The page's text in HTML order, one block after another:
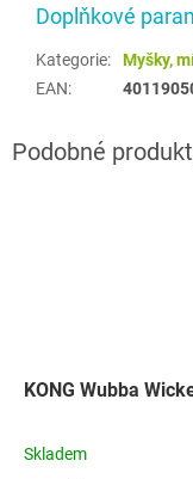
Doplňkové
Kategorie:
Myšky,
EAN:
KONG Wubba
Skladem